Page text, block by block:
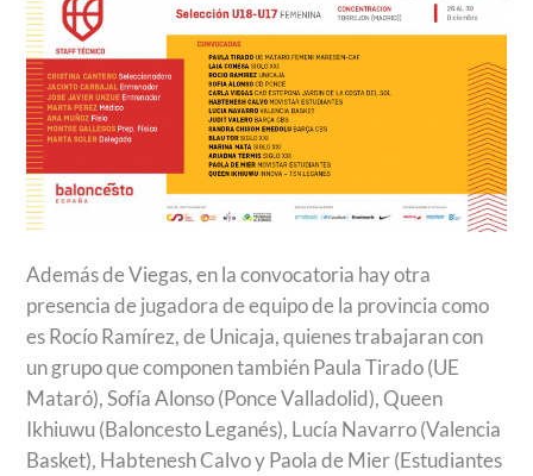
Además de Viegas, en la convocatoria hay otra
presencia de jugadora de equipo de la provincia como
es Rocío Ramírez, de Unicaja, quienes trabajaran con
un grupo que componen también Paula Tirado (UE
Mataró), Sofía Alonso (Ponce Valladolid), Queen
Ikhiuwu (Baloncesto Leganés), Lucía Navarro (Valencia
Basket), Habtenesh Calvo y Paola de Mier (Estudiantes